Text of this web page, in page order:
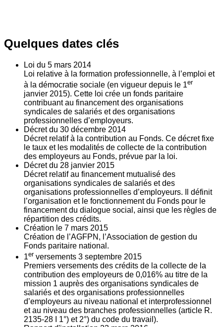
Quelques dates clés
Loi du 5 mars 2014
Loi relative à la formation professionnelle, à l’emploi et
à la démocratie sociale (en vigueur depuis le 1er
janvier 2015). Cette loi crée un fonds paritaire
contribuant au financement des organisations
syndicales de salariés et des organisations
professionnelles d’employeurs.
Décret du 30 décembre 2014
Décret relatif à la contribution au Fonds. Ce décret fixe
le taux et les modalités de collecte de la contribution
des employeurs au Fonds, prévue par la loi.
Décret du 28 janvier 2015
Décret relatif au financement mutualisé des
organisations syndicales de salariés et des
organisations professionnelles d’employeurs. Il définit
l’organisation et le fonctionnement du Fonds pour le
financement du dialogue social, ainsi que les règles de
répartition des crédits.
Création le 7 mars 2015
Création de l’AGFPN, l’Association de gestion du
Fonds paritaire national.
1er versements 3 septembre 2015
Premiers versements des crédits de la collecte de la
contribution des employeurs de 0,016% au titre de la
mission 1 auprès des organisations syndicales de
salariés et des organisations professionnelles
d’employeurs au niveau national et interprofessionnel
et au niveau des branches professionnelles (article R.
2135‐28 I 1°) et 2°) du code du travail).